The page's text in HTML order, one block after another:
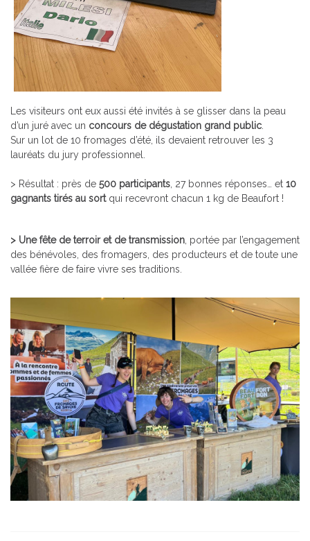
Les visiteurs ont eux aussi été invités à se glisser dans la peau
d’un juré avec un concours de dégustation grand public
Sur un lot de 10 fromages d’été, ils devaient retrouver les 3
lauréats du jury professionnel.
> Résultat : près de 500 participants , 27 bonnes réponses… et 10
gagnants tirés au sortqui recevront chacun 1 kg de Beaufort !
> Une fête de terroir et de transmission , portée par l’engagement
des bénévoles, des fromagers, des producteurs et de toute une
vallée fière de faire vivre ses traditions.